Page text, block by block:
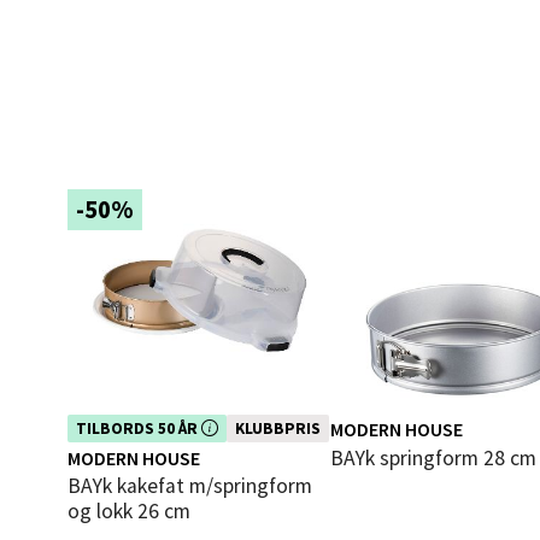
-50%
TILBORDS 50 ÅR
Dette produktet er inkludert i vår
kampanje. Benytt deg av rabatten i
dag!
KLUBBPRIS
MODERN HOUSE
bAYk kakefat m/springform
og lokk 26 cm
MODERN HOUSE
bAYk springform 28
Folke
Åpent